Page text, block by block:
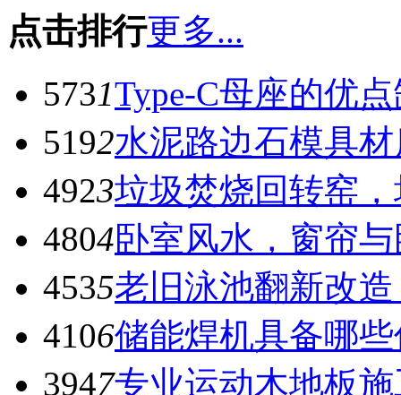
点击排行更多...
5731Type-C母座的优
5192水泥路边石模具
4923垃圾焚烧回转窑
4804卧室风水，窗帘
4535老旧泳池翻新改
4106储能焊机具备哪
3947专业运动木地板